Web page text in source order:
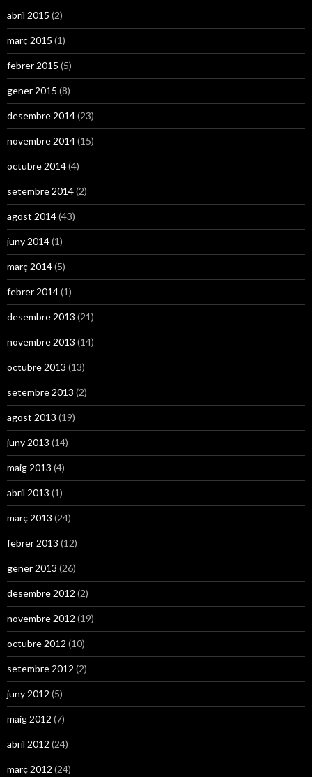
abril 2015 (2)
març 2015 (1)
febrer 2015 (5)
gener 2015 (8)
desembre 2014(23)
novembre 2014(15)
octubre 2014(4)
setembre 2014(2)
agost 2014(43)
juny 2014(1)
març 2014(5)
febrer 2014(1)
desembre 2013 (21)
novembre 2013 (14)
octubre 2013 (13)
setembre 2013 (2)
agost 2013 (19)
juny 2013 (14)
maig 2013 (4)
abril 2013 (1)
març 2013 (24)
febrer 2013 (12)
gener 2013 (26)
desembre 2012 (2)
novembre 2012 (19)
octubre 2012 (10)
setembre 2012 (2)
juny 2012 (5)
maig 2012 (7)
abril 2012 (24)
març 2012 (24)